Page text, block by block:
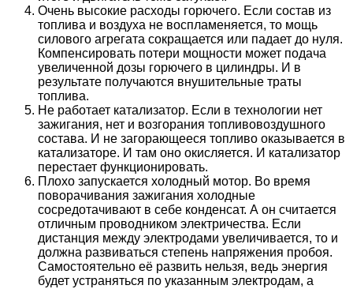
Очень высокие расходы горючего. Если состав из
топлива и воздуха не воспламеняется, то мощь
силового агрегата сокращается или падает до нуля.
Компенсировать потери мощности может подача
увеличенной дозы горючего в цилиндры. И в
результате получаются внушительные траты
топлива.
Не работает катализатор. Если в технологии нет
зажигания, нет и возгорания топливовоздушного
состава. И не загорающееся топливо оказывается в
катализаторе. И там оно окисляется. И катализатор
перестает функционировать.
Плохо запускается холодный мотор. Во время
поворачивания зажигания холодные
сосредотачивают в себе конденсат. А он считается
отличным проводником электричества. Если
дистанция между электродами увеличивается, то и
должна развиваться степень напряжения пробоя.
Самостоятельно её развить нельзя, ведь энергия
будет устраняться по указанным электродам, а